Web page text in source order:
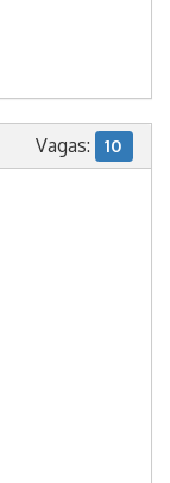
Vagas: 10